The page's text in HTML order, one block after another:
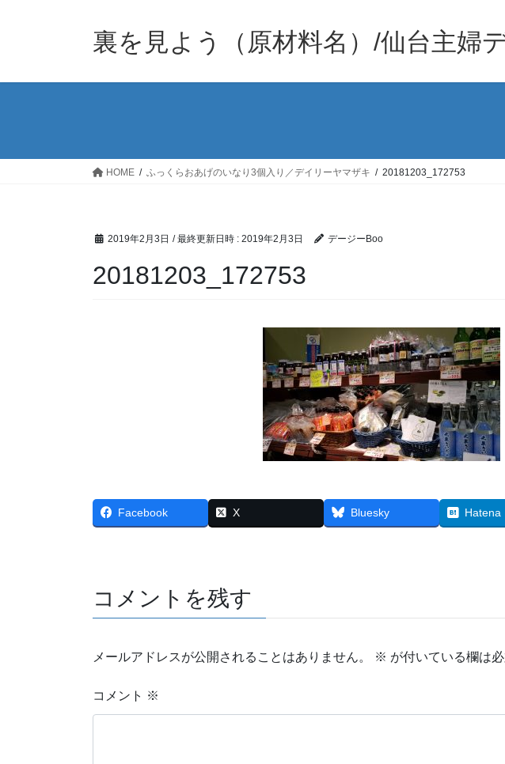
裏を見よう（原材料名）/仙台主婦
HOME ふっくらおあげのいなり3個入り／デイリーヤマザキ 20181203_172753
2019年2月3日 / 最終更新日時 : 2019年2月3日 デージーBoo
20181203_172753
Facebook X Bluesky Hatena
コメントを残す
メールアドレスが公開されることはありません。 ※ が付いている欄は
コメント ※